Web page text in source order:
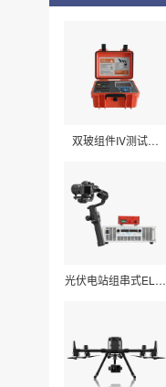
双玻组件IV测试仪
光伏电站组串式EL检